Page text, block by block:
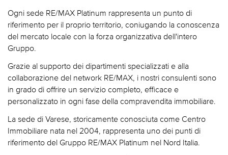
Ogni sede RE/MAX Platinum rappresenta un punto di
riferimento per il proprio territorio, coniugando la conoscenza
del mercato locale con la forza organizzativa dell'intero
Gruppo.
Grazie al supporto dei dipartimenti specializzati e alla
collaborazione del network RE/MAX, i nostri consulenti sono
in grado di offrire un servizio completo, efficace e
personalizzato in ogni fase della compravendita immobiliare.
La sede di Varese, storicamente conosciuta come Centro
Immobiliare nata nel 2004, rappresenta uno dei punti di
riferimento del Gruppo RE/MAX Platinum nel Nord Italia.